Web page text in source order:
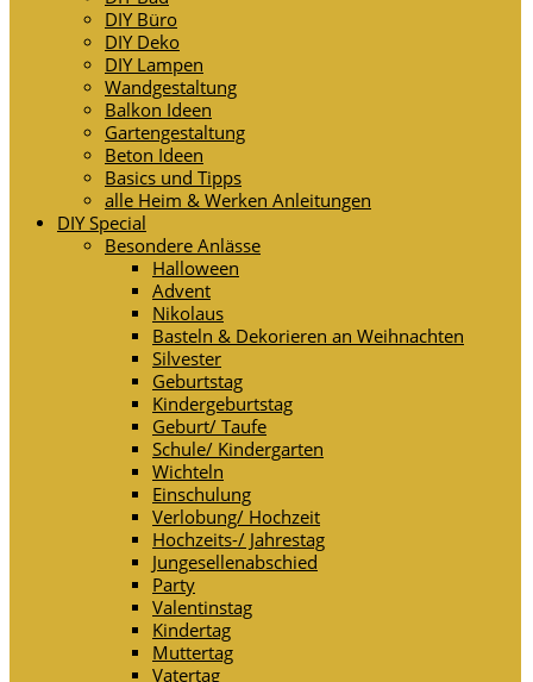
DIY Büro
DIY Deko
DIY Lampen
Wandgestaltung
Balkon Ideen
Gartengestaltung
Beton Ideen
Basics und Tipps
alle Heim & Werken Anleitungen
DIY Special
Besondere Anlässe
Halloween
Advent
Nikolaus
Basteln & Dekorieren an Weihnachten
Silvester
Geburtstag
Kindergeburtstag
Geburt/ Taufe
Schule/ Kindergarten
Wichteln
Einschulung
Verlobung/ Hochzeit
Hochzeits-/ Jahrestag
Jungesellenabschied
Party
Valentinstag
Kindertag
Muttertag
Vatertag